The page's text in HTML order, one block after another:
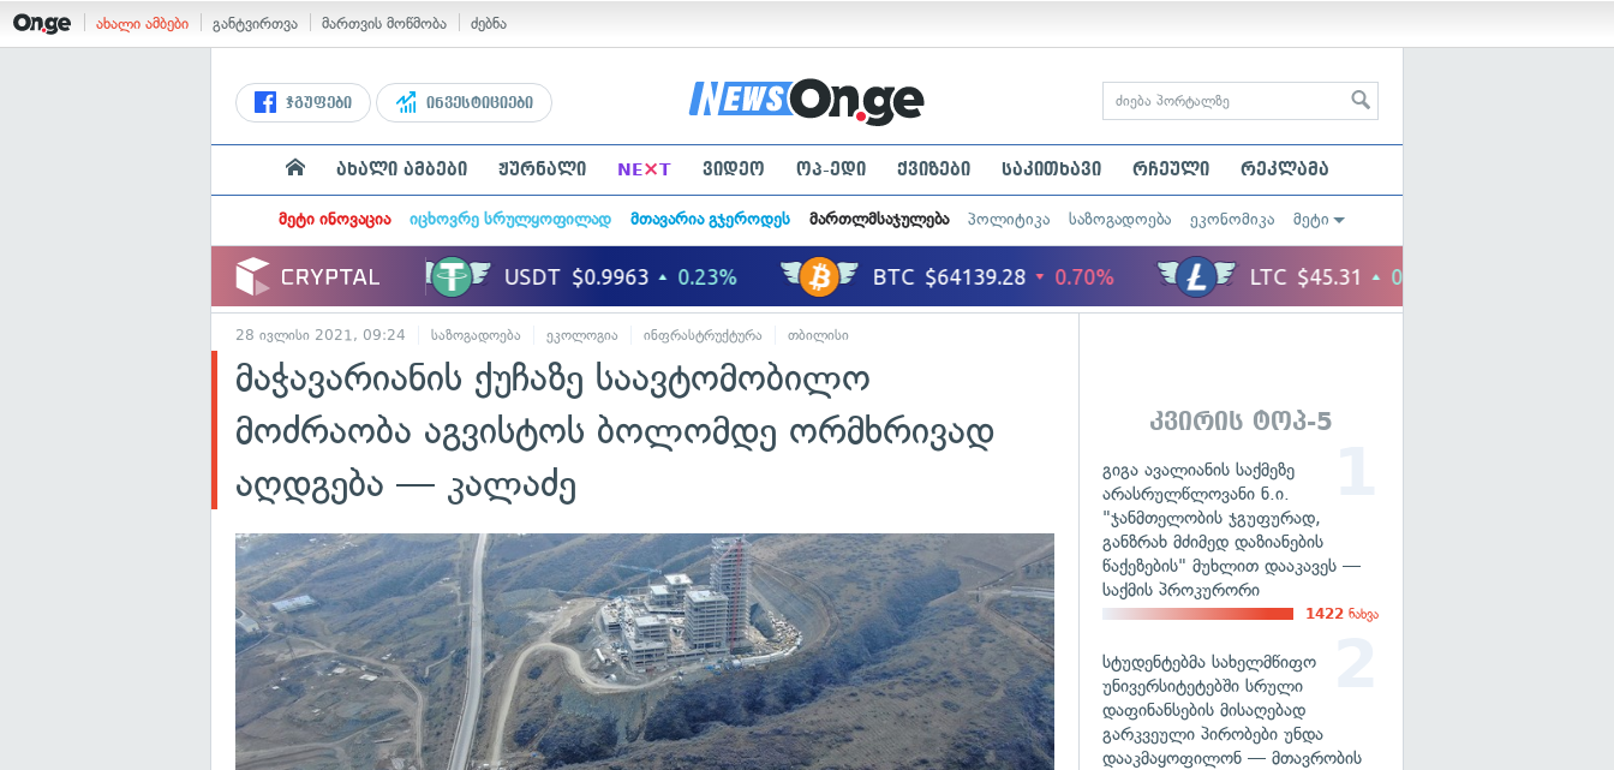
ახალი ამბები განტვირთვა მართვის მოწმობა ძებნა
ჯგუფები ინვესტიციები
ახალი ამბები ჟურნალი NE×T ვიდეო ოპ-ედი ქვიზები საკითხავი რჩეული რეკლამა
მეტი ინოვაცია იცხოვრე სრულყოფილად მთავარია გჯეროდეს მართლმსაჯულება პოლიტიკა საზოგადოება ეკონომიკა მეტი
28 ივლისი 2021, 09:24 საზოგადოება ეკოლოგია ინფრასტრუქტურა თბილისი
მაჭავარიანის ქუჩაზე საავტომობილო
მოძრაობა აგვისტოს ბოლომდე ორმხრივად
აღდგება — კალაძე
კვირის ტოპ-5
გიგა ავალიანის საქმეზე
არასრულწლოვანი ნ.ი.
"ჯანმთელობის ჯგუფურად,
განზრახ მძიმედ დაზიანების
წაქეზების" მუხლით დააკავეს —
საქმის პროკურორი
1422 ნახვა
სტუდენტებმა სახელმწიფო
უნივერსიტეტებში სრული
დაფინანსების მისაღებად
გარკვეული პირობები უნდა
დააკმაყოფილონ — მთავრობის